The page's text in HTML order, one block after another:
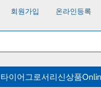
회원가입 온라인등록
타이어그로서리신상품